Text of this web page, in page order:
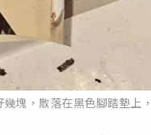
塊，散落在黑色腳踏墊上